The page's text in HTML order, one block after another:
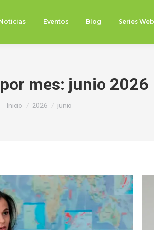
Noticias Eventos Blog Series Web
mes: junio 2026
Estás aquí:
Inicio 2026 junio